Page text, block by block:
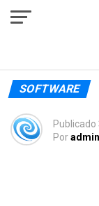
SOFTWARE
Publicado
Poradmin